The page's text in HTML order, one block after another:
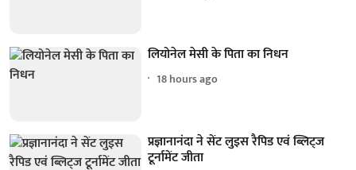
लियोनेल मेसी के पिता का निधन
18 hours ago
प्रज्ञानानंदा ने सेंट लुइस रैपिड एवं ब्लिट्ज
टूर्नामेंट जीता